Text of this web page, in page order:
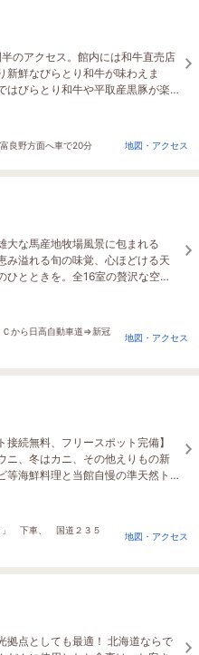
のアクセス。館内には和牛直売店
新鮮なびらとり和牛が味わえま
はびらとり和牛や平取産黒豚が楽
ナブルなメニューも取り揃えてい
良野方面へ車で20分 地図・アクセス
大な馬産地牧場風景に包まれる
み溢れる旬の味覚、心ほどける天
ひとときを。全16室の贅沢な空
を感じる露天風呂で日常を忘れる
から日高自動車道⇒新冠
地図・アクセス
接続無料、フリースポット完備】
ニ、冬はカニ、その他えりもの新
等海鮮料理と当館自慢の準天然ト
れを癒して下さい。
」 下車、 国道２３５
地図・アクセス
拠点としても最適！ 北海道ならで